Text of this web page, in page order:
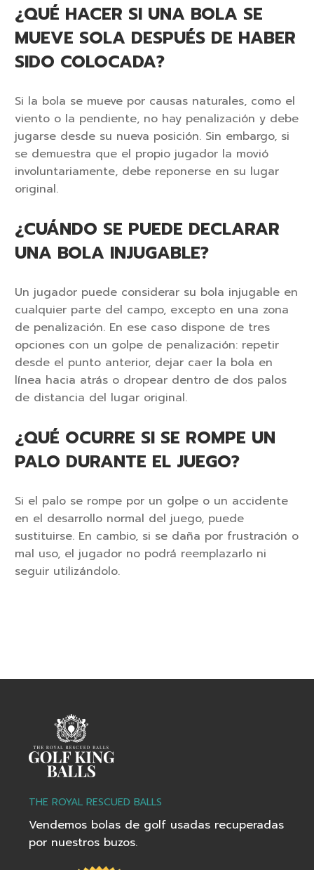
¿QUÉ HACER SI UNA BOLA SE
MUEVE SOLA DESPUÉS DE HABER
SIDO COLOCADA?
Si la bola se mueve por causas naturales, como el
viento o la pendiente, no hay penalización y debe
jugarse desde su nueva posición. Sin embargo, si
se demuestra que el propio jugador la movió
involuntariamente, debe reponerse en su lugar
original.
¿CUÁNDO SE PUEDE DECLARAR
UNA BOLA INJUGABLE?
Un jugador puede considerar su bola injugable en
cualquier parte del campo, excepto en una zona
de penalización. En ese caso dispone de tres
opciones con un golpe de penalización: repetir
desde el punto anterior, dejar caer la bola en
línea hacia atrás o dropear dentro de dos palos
de distancia del lugar original.
¿QUÉ OCURRE SI SE ROMPE UN
PALO DURANTE EL JUEGO?
Si el palo se rompe por un golpe o un accidente
en el desarrollo normal del juego, puede
sustituirse. En cambio, si se daña por frustración o
mal uso, el jugador no podrá reemplazarlo ni
seguir utilizándolo.
THE ROYAL RESCUED BALLS
Vendemos bolas de golf usadas recuperadas
por nuestros buzos.